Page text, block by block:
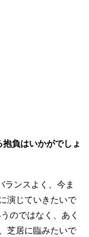
負はいかがでしょ
ランスよく、今ま
演じていきたいで
のではなく、あく
芝居に臨みたいで